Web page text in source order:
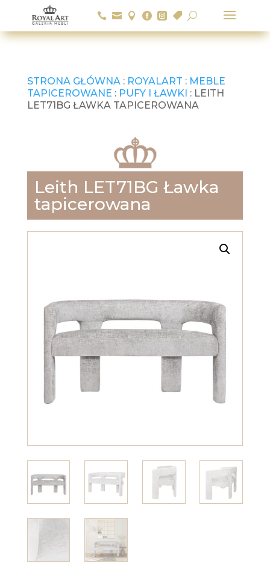
      U
STRONA GŁÓWNA: ROYALART : MEBLE
TAPICEROWANE : PUFY I ŁAWKI : LEITH
LET71BG ŁAWKA TAPICEROWANA
Leith LET71BG Ławka
tapicerowana